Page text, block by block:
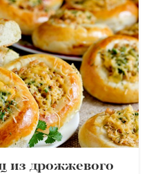
из дрожжевого